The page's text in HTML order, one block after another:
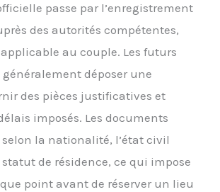
passe par l’enregistrement
des autorités compétentes,
au couple. Les futurs
déposer une
des pièces justificatives et
imposés. Les documents
la nationalité, l’état civil
de résidence, ce qui impose
point avant de réserver un lieu